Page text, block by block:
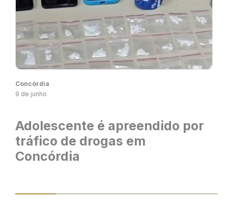
Concórdia
9 de junho
Adolescente é apreendido por
tráfico de drogas em
Concórdia